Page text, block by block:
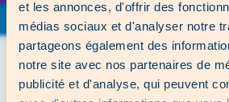
et les annonces, d'offrir des
médias sociaux et d'analyser notre
partageons également des
notre site avec nos partenaires de
publicité et d'analyse, qui peuvent